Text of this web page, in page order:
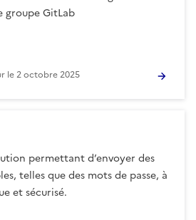
groupe GitLab
le2 octobre 2025
permettant d’envoyer des
telles que des mots de passe, à
et sécurisé.